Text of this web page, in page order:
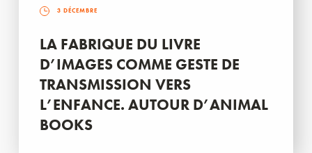
3 DÉCEMBRE
LA FABRIQUE DU LIVRE
D’IMAGES COMME GESTE DE
TRANSMISSION VERS
L’ENFANCE. AUTOUR D’ANIMAL
BOOKS